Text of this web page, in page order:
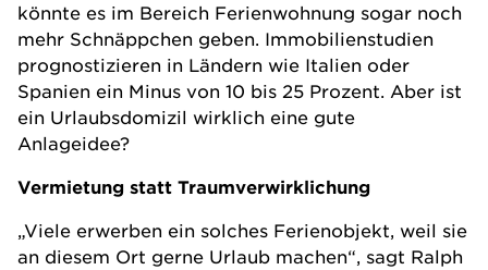
könnte es im Bereich Ferienwohnung sogar noch
mehr Schnäppchen geben. Immobilienstudien
prognostizieren in Ländern wie Italien oder
Spanien ein Minus von 10 bis 25 Prozent. Aber ist
ein Urlaubsdomizil wirklich eine gute
Anlageidee?
Vermietung statt Traumverwirklichung
„Viele erwerben ein solches Ferienobjekt, weil sie
an diesem Ort gerne Urlaub machen“, sagt Ralph